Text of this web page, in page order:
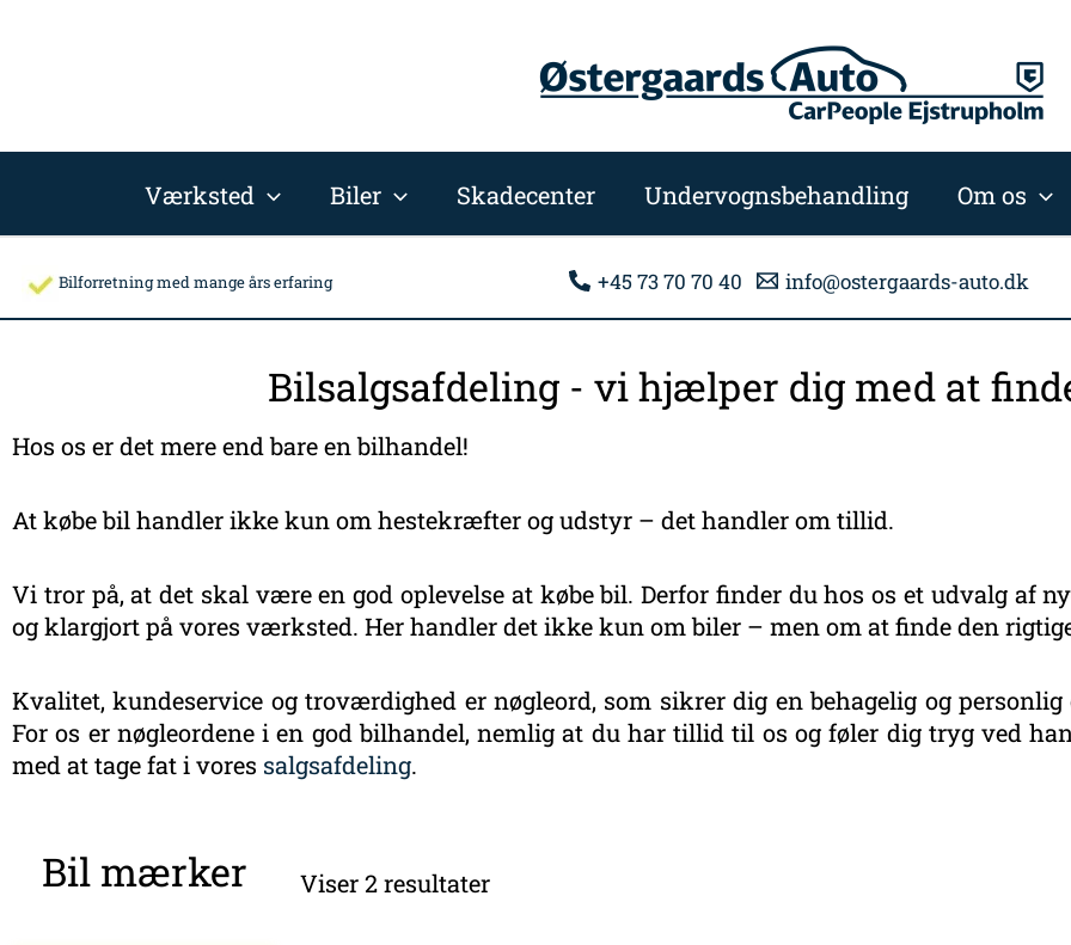
Værksted Biler Skadecenter Undervognsbehandling Om os
Bilforretning med mange års erfaring +45 73 70 70 40 info@ostergaards-auto.dk
Bilsalgsafdeling - vi hjælper dig med at
Hos os er det mere end bare en bilhandel!
At købe bil handler ikke kun om hestekræfter og udstyr – det handler om tillid.
Vi tror på, at det skal være en god oplevelse at købe bil. Derfor finder du hos os et udvalg af
og klargjort på vores værksted. Her handler det ikke kun om biler – men om at finde den
Kvalitet, kundeservice og troværdighed er nøgleord, som sikrer dig en behagelig og
For os er nøgleordene i en god bilhandel, nemlig at du har tillid til os og føler dig tryg ved
med at tage fat i vores salgsafdeling.
Bil mærker Viser 2 resultaterefter